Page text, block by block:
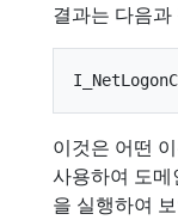
결과는 다음과
이것은 어떤
사용하여 도메
을 실행하여